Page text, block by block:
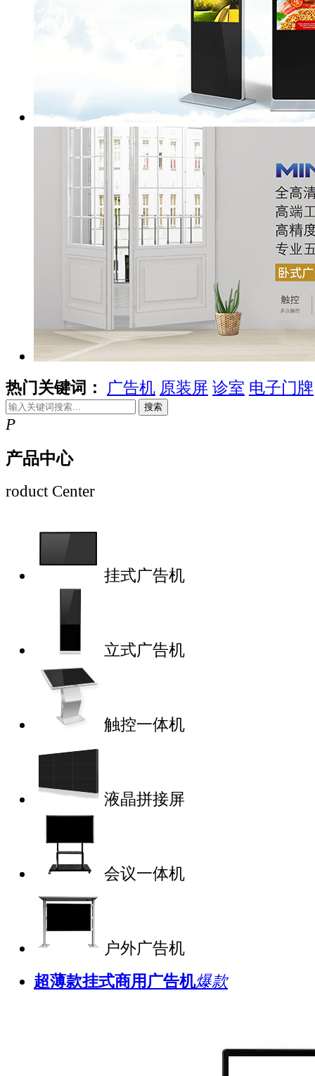
热门关键词： 广告机 原装屏 诊室 电子门牌
搜索
P
产品中心
roduct Center
挂式广告机
立式广告机
触控一体机
液晶拼接屏
会议一体机
户外广告机
超薄款挂式商用广告机爆款